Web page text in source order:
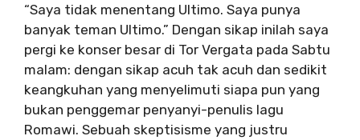
“Saya tidak menentang Ultimo. Saya punya
banyak teman Ultimo.” Dengan sikap inilah saya
pergi ke konser besar di Tor Vergata pada Sabtu
malam: dengan sikap acuh tak acuh dan sedikit
keangkuhan yang menyelimuti siapa pun yang
bukan penggemar penyanyi-penulis lagu
Romawi. Sebuah skeptisisme yang justru